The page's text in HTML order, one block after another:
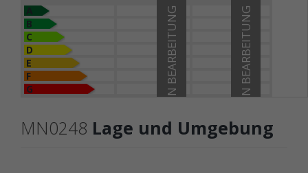
B
C
D
E
F
G
IN BEARBEITUNG
IN BEARBEITUNG
MN0248 Lage und Umgebung